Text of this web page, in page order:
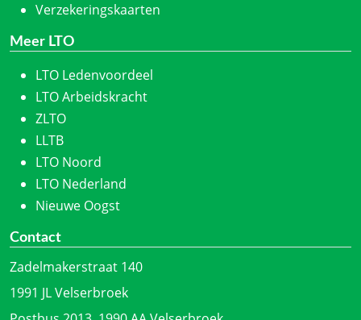
Verzekeringskaarten
Meer LTO
LTO Ledenvoordeel
LTO Arbeidskracht
ZLTO
LLTB
LTO Noord
LTO Nederland
Nieuwe Oogst
Contact
Zadelmakerstraat 140
1991 JL Velserbroek